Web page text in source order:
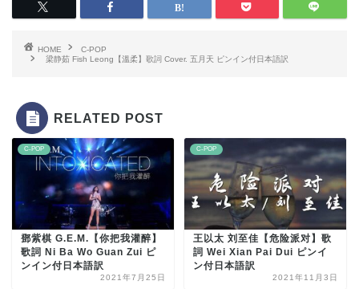
HOME
C-POP
梁静茹 Fish Leong【溫柔】歌詞 Cover. 五月天 ピンイン付日本語訳
RELATED POST
C-POP
鄧紫棋 G.E.M.【你把我灌醉】
歌詞 Ni Ba Wo Guan Zui ピ
ンイン付日本語訳
2021年7月25日
C-POP
王以太 刘至佳【危险派对】歌
詞 Wei Xian Pai Dui ピンイ
ン付日本語訳
2021年11月3日